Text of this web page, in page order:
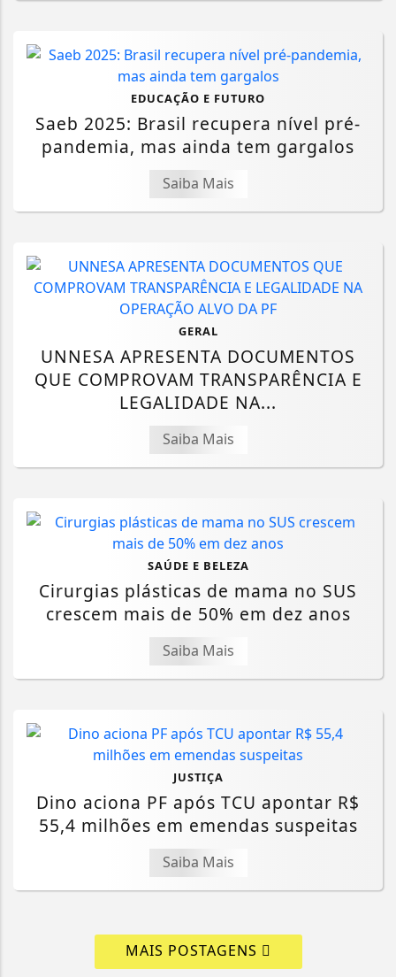
EDUCAÇÃO E FUTURO
Saeb 2025: Brasil recupera nível pré-
pandemia, mas ainda tem gargalos
Saiba Mais
GERAL
UNNESA APRESENTA DOCUMENTOS
QUE COMPROVAM TRANSPARÊNCIA E
LEGALIDADE NA...
Saiba Mais
SAÚDE E BELEZA
Cirurgias plásticas de mama no SUS
crescem mais de 50% em dez anos
Saiba Mais
JUSTIÇA
Dino aciona PF após TCU apontar R$
55,4 milhões em emendas suspeitas
Saiba Mais
MAIS POSTAGENS